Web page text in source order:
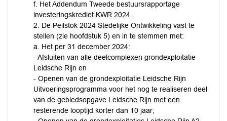
f. Het Addendum Tweede bestuursrapportage
investeringskrediet KWR 2024.
2. De Peilstok 2024 Stedelijke Ontwikkeling vast te
stellen (zie hoofdstuk 5) en in te stemmen met:
a. Het per 31 december 2024:
- Afsluiten van alle deelcomplexen grondexploitatie
Leidsche Rijn en
- Openen van de grondexploitatie Leidsche Rijn
Uitvoeringsprogramma voor het nog te realiseren deel
van de gebiedsopgave Leidsche Rijn met een
resterende looptijd korter dan 10 jaar;